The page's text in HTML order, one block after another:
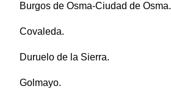
Burgos de Osma-Ciudad de Osma.
Covaleda.
Duruelo de la Sierra.
Golmayo.